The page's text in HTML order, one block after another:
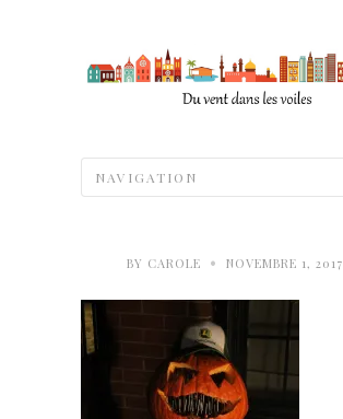
BY CAROLE • NOVEMBRE 1, 2017